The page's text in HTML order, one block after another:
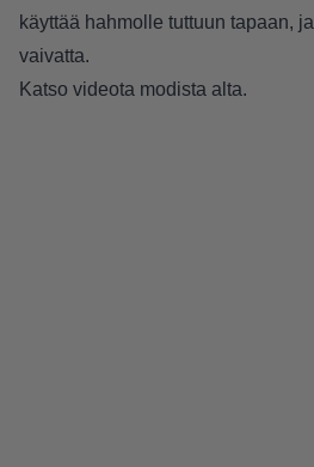
käyttää hahmolle tuttuun tapaan,
vaivatta.
Katso videota modista alta.